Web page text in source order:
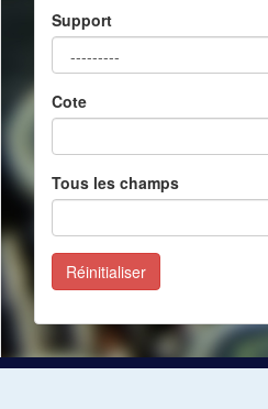
Support
Cote
Tous les champs
Réinitialiser